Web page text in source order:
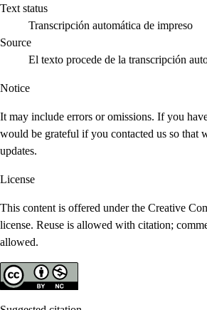
Text status
Transcripción automática de impreso
Source
El texto procede de la transcripción
Notice
It may include errors or omissions. If you
would be grateful if you contacted us so that
updates.
License
This content is offered under the Creative
license. Reuse is allowed with citation;
allowed.